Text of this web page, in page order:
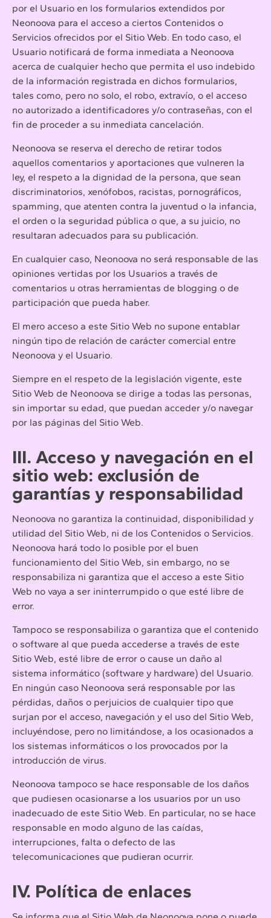
por el Usuario en los formularios extendidos por
Neonoova para el acceso a ciertos Contenidos o
Servicios ofrecidos por el Sitio Web. En todo caso, el
Usuario notificará de forma inmediata a Neonoova
acerca de cualquier hecho que permita el uso indebido
de la información registrada en dichos formularios,
tales como, pero no solo, el robo, extravío, o el acceso
no autorizado a identificadores y/o contraseñas, con el
fin de proceder a su inmediata cancelación.
Neonoova se reserva el derecho de retirar todos
aquellos comentarios y aportaciones que vulneren la
ley, el respeto a la dignidad de la persona, que sean
discriminatorios, xenófobos, racistas, pornográficos,
spamming, que atenten contra la juventud o la infancia,
el orden o la seguridad pública o que, a su juicio, no
resultaran adecuados para su publicación.
En cualquier caso, Neonoova no será responsable de las
opiniones vertidas por los Usuarios a través de
comentarios u otras herramientas de blogging o de
participación que pueda haber.
El mero acceso a este Sitio Web no supone entablar
ningún tipo de relación de carácter comercial entre
Neonoova y el Usuario.
Siempre en el respeto de la legislación vigente, este
Sitio Web de Neonoova se dirige a todas las personas,
sin importar su edad, que puedan acceder y/o navegar
por las páginas del Sitio Web.
III. Acceso y navegación en el
sitio web: exclusión de
garantías y responsabilidad
Neonoova no garantiza la continuidad, disponibilidad y
utilidad del Sitio Web, ni de los Contenidos o Servicios.
Neonoova hará todo lo posible por el buen
funcionamiento del Sitio Web, sin embargo, no se
responsabiliza ni garantiza que el acceso a este Sitio
Web no vaya a ser ininterrumpido o que esté libre de
error.
Tampoco se responsabiliza o garantiza que el contenido
o software al que pueda accederse a través de este
Sitio Web, esté libre de error o cause un daño al
sistema informático (software y hardware) del Usuario.
En ningún caso Neonoova será responsable por las
pérdidas, daños o perjuicios de cualquier tipo que
surjan por el acceso, navegación y el uso del Sitio Web,
incluyéndose, pero no limitándose, a los ocasionados a
los sistemas informáticos o los provocados por la
introducción de virus.
Neonoova tampoco se hace responsable de los daños
que pudiesen ocasionarse a los usuarios por un uso
inadecuado de este Sitio Web. En particular, no se hace
responsable en modo alguno de las caídas,
interrupciones, falta o defecto de las
telecomunicaciones que pudieran ocurrir.
IV. Política de enlaces